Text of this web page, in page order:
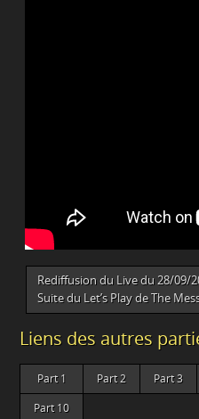
Rediffusion du Live du 28/09/
Suite du Let’s Play de The
Liens des autres
Part 1 Part 2 Part 3
Part 10